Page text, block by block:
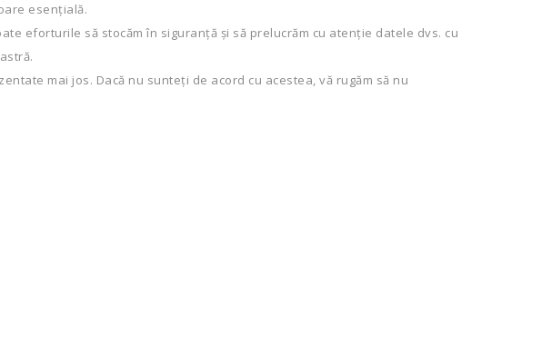
esențială.
eforturile să stocăm în siguranță și să prelucrăm cu atenție datele dvs. cu
mai jos. Dacă nu sunteți de acord cu acestea, vă rugăm să nu